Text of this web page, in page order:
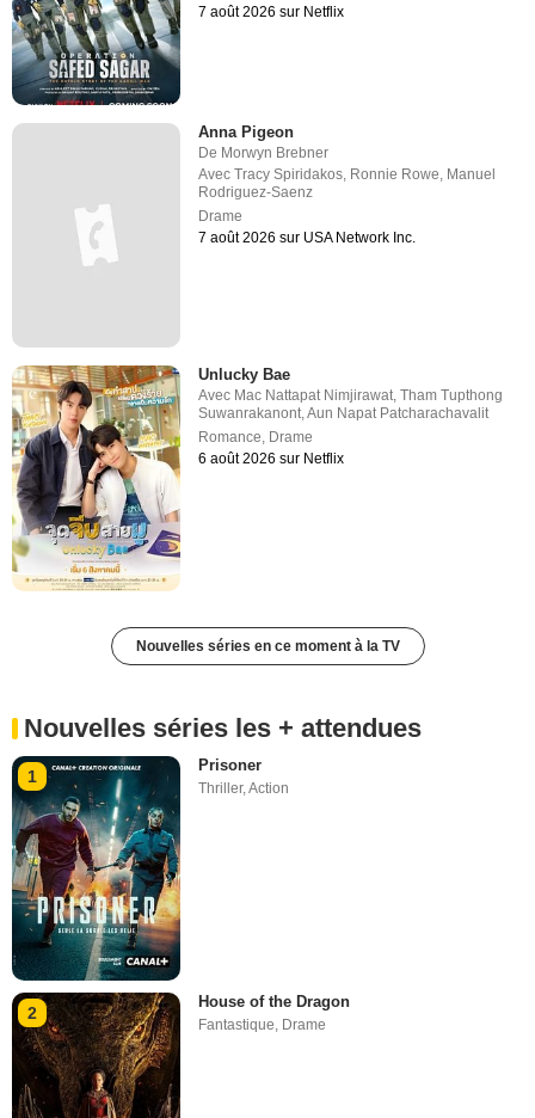
7 août 2026 sur Netflix
Anna Pigeon
De Morwyn Brebner
AvecTracy Spiridakos, Ronnie Rowe, Manuel
Rodriguez-Saenz
Drame
7 août 2026 sur USA Network Inc.
Unlucky Bae
Avec Mac Nattapat Nimjirawat,Tham Tupthong
Suwanrakanont,Aun Napat Patcharachavalit
Romance, Drame
6 août 2026 sur Netflix
Nouvelles séries en ce moment à la TV
Nouvelles séries les + attendues
1
Prisoner
Thriller,Action
2
House of the Dragon
Fantastique, Drame